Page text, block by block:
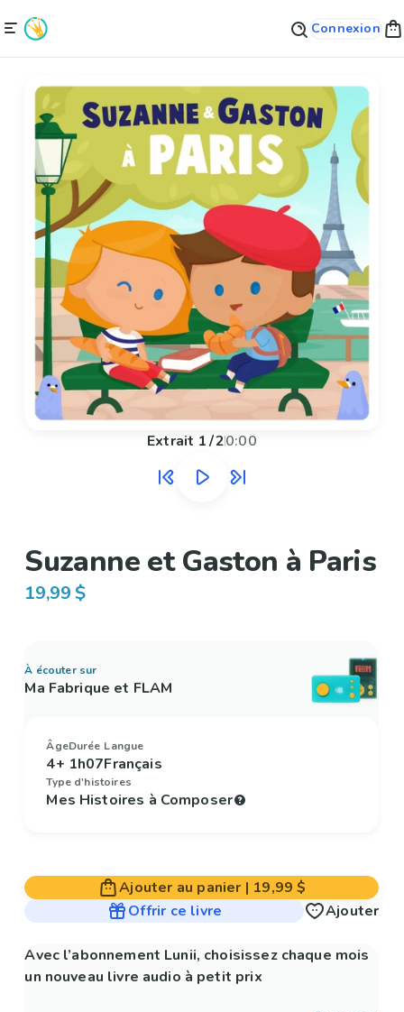
Connexion
Extrait 1/20:00
Suzanne et Gaston à Paris
19,99 $
À écouter sur
Ma Fabrique et FLAM
Âge
4+
Durée
1h07
Langue
Français
Type d'histoires
Mes Histoires à Composer
Ajouter au panier | 19,99 $
Offrir ce livre
Ajouter
Avec l’abonnement Lunii, choisissez chaque mois
un nouveau livre audio à petit prix